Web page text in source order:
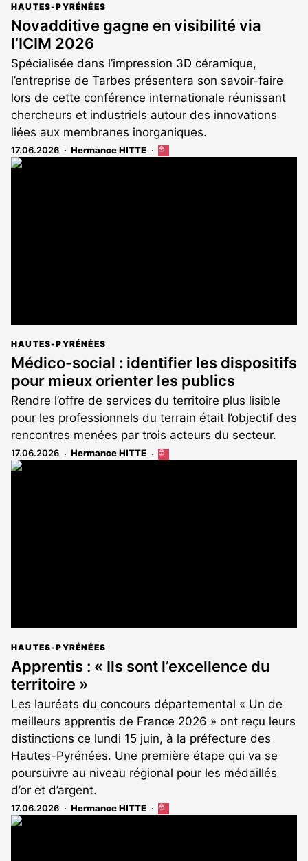
HAUTES-PYRÉNÉES
Novadditive gagne en visibilité via
l’ICIM 2026
Spécialisée dans l’impression 3D céramique,
l’entreprise de Tarbes présentera son savoir-faire
lors de cette conférence internationale réunissant
chercheurs et industriels autour des innovations
liées aux membranes inorganiques.
17.06.2026 Hermance HITTE
Cet
HAUTES-PYRÉNÉES
Médico-social : identifier les dispositifs
pour mieux orienter les publics
Rendre l’offre de services du territoire plus lisible
pour les professionnels du terrain était l’objectif des
rencontres menées par trois acteurs du secteur.
17.06.2026 Hermance HITTE
Cet
HAUTES-PYRÉNÉES
Apprentis : « Ils sont l’excellence du
territoire »
Les lauréats du concours départemental « Un de
meilleurs apprentis de France 2026 » ont reçu leurs
distinctions ce lundi 15 juin, à la préfecture des
Hautes-Pyrénées. Une première étape qui va se
poursuivre au niveau régional pour les médaillés
d’or et d’argent.
17.06.2026 Hermance HITTE
Cet